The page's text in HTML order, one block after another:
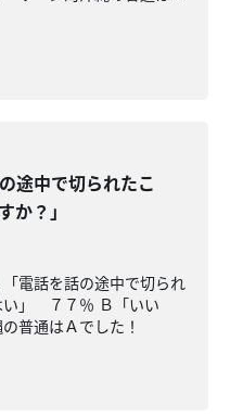
途中で切られたこ
か？」
電話を話の途中で切られ
い」 ７７％ Ｂ「いい
普通はＡでした！